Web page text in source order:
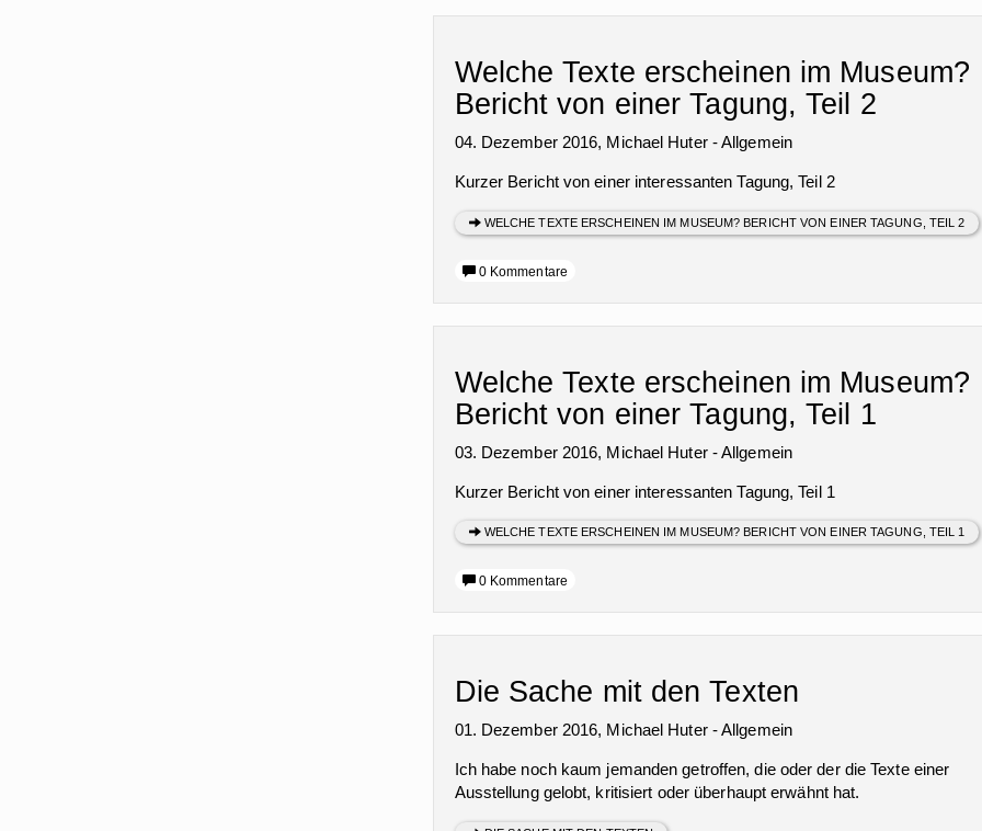
Welche Texte erscheinen im Museum?
Bericht von einer Tagung, Teil 2
04. Dezember 2016, Michael Huter-Allgemein
Kurzer Bericht von einer interessanten Tagung, Teil 2
WELCHE TEXTE ERSCHEINEN IM MUSEUM? BERICHT VON EINER TAGUNG, TEIL 2
0 Kommentare
Welche Texte erscheinen im Museum?
Bericht von einer Tagung, Teil 1
03. Dezember 2016, Michael Huter-Allgemein
Kurzer Bericht von einer interessanten Tagung, Teil 1
WELCHE TEXTE ERSCHEINEN IM MUSEUM? BERICHT VON EINER TAGUNG, TEIL 1
0 Kommentare
Die Sache mit den Texten
01. Dezember 2016, Michael Huter-Allgemein
Ich habe noch kaum jemanden getroffen, die oder der die Texte einer
Ausstellung gelobt, kritisiert oder überhaupt erwähnt hat.